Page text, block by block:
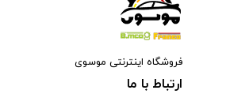
فروشگاه اینترنتی موسوی
ارتباط با ما